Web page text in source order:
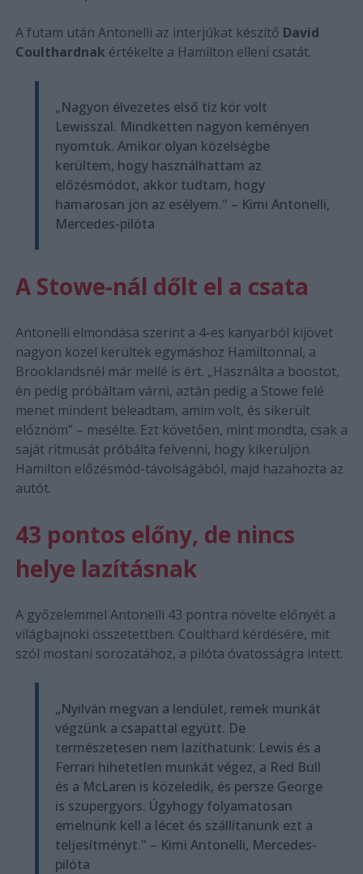
A futam után Antonelli az interjúkat készítő David
Coulthardnak értékelte a Hamilton elleni csatát.
„Nagyon élvezetes első tíz kör volt
Lewisszal. Mindketten nagyon keményen
nyomtuk. Amikor olyan közelségbe
kerültem, hogy használhattam az
előzésmódot, akkor tudtam, hogy
hamarosan jön az esélyem." – Kimi Antonelli,
Mercedes-pilóta
A Stowe-nál dőlt el a csata
Antonelli elmondása szerint a 4-es kanyarból kijövet
nagyon közel kerültek egymáshoz Hamiltonnal, a
Brooklandsnél már mellé is ért. „Használta a boostot,
én pedig próbáltam várni, aztán pedig a Stowe felé
menet mindent beleadtam, amim volt, és sikerült
előznöm” – mesélte. Ezt követően, mint mondta, csak a
saját ritmusát próbálta felvenni, hogy kikerüljön
Hamilton előzésmód-távolságából, majd hazahozta az
autót.
43 pontos előny, de nincs
helye lazításnak
A győzelemmel Antonelli 43 pontra növelte előnyét a
világbajnoki összetettben. Coulthard kérdésére, mit
szól mostani sorozatához, a pilóta óvatosságra intett.
„Nyilván megvan a lendület, remek munkát
végzünk a csapattal együtt. De
természetesen nem lazíthatunk: Lewis és a
Ferrari hihetetlen munkát végez, a Red Bull
és a McLaren is közeledik, és persze George
is szupergyors. Úgyhogy folyamatosan
emelnünk kell a lécet és szállítanunk ezt a
teljesítményt." – Kimi Antonelli, Mercedes-
pilóta